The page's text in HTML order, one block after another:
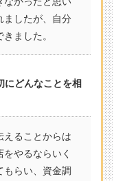
ましたが、自分
ました。
にどんなことを相
えることからは
やるならいく
もらい、資金調